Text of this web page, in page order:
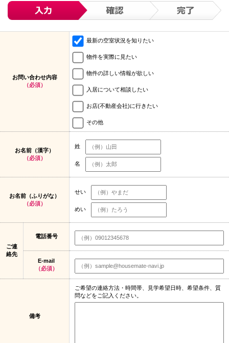
お問い合わせ内容
（必須）
最新の空室状況を知りたい
物件を実際に見たい
物件の詳しい情報が欲しい
入居について相談したい
お店(不動産会社)に行きたい
その他
お名前（漢字）
（必須）
姓
名
お名前（ふりがな）
（必須）
せい
めい
ご連
絡先
電話番号
E-mail
（必須）
備考
ご希望の連絡方法・時間帯、見学希望日時、希望条件、質
問などをご記入ください。